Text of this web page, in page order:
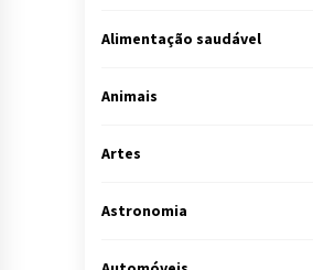
Alimentação saudável
Animais
Artes
Astronomia